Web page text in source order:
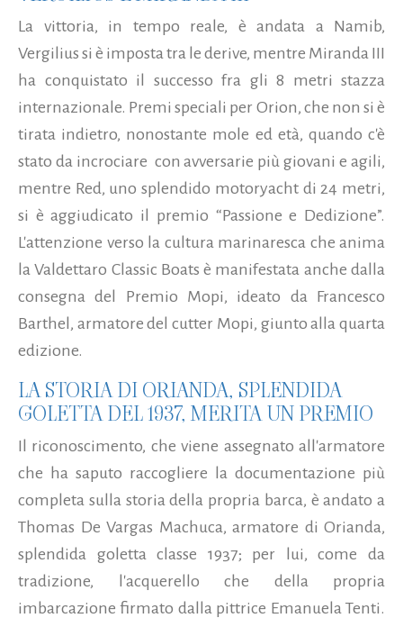
La vittoria, in tempo reale, è andata a Namib,
Vergilius si è imposta tra le derive, mentre Miranda III
ha conquistato il successo fra gli 8 metri stazza
internazionale. Premi speciali per Orion, che non si è
tirata indietro, nonostante mole ed età, quando c'è
stato da incrociare con avversarie più giovani e agili,
mentre Red, uno splendido motoryacht di 24 metri,
si è aggiudicato il premio “Passione e Dedizione”.
L'attenzione verso la cultura marinaresca che anima
la Valdettaro Classic Boats è manifestata anche dalla
consegna del Premio Mopi, ideato da Francesco
Barthel, armatore del cutter Mopi, giunto alla quarta
edizione.
LA STORIA DI ORIANDA, SPLENDIDA
GOLETTA DEL 1937, MERITA UN PREMIO
Il riconoscimento, che viene assegnato all'armatore
che ha saputo raccogliere la documentazione più
completa sulla storia della propria barca, è andato a
Thomas De Vargas Machuca, armatore di Orianda,
splendida goletta classe 1937; per lui, come da
tradizione, l'acquerello che della propria
imbarcazione firmato dalla pittrice Emanuela Tenti.